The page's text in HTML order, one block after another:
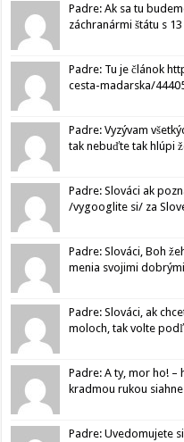
Padre: Ak sa tu
záchranármi štátu s
Padre: Tu je článok
cesta-madarska/
Padre: Vyzývam
tak nebuďte tak hlúpi
Padre: Slováci ak
/vygooglite si/ za
Padre: Slováci, Boh
menia svojimi
Padre: Slováci, ak
moloch, tak volte
Padre: A ty, mor ho!
kradmou rukou
Padre: Uvedomujete